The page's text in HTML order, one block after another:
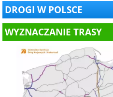
DROGI W POLSCE
WYZNACZANIE TRASY